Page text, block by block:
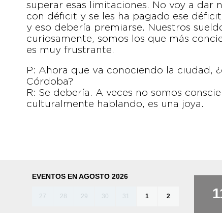
superar esas limitaciones. No voy a dar
con déficit y se les ha pagado ese
y eso debería premiarse. Nuestros
curiosamente, somos los que más
es muy frustrante.
P: Ahora que va conociendo la ciudad,
Córdoba?
R: Se debería. A veces no somos
culturalmente hablando, es una joya.
EVENTOS EN AGOSTO 2026
27 28 29 30 31 1 2